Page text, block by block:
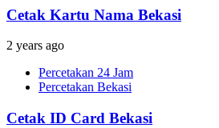
Cetak Kartu Nama Bekasi
2 years ago
Percetakan 24 Jam
Percetakan Bekasi
Cetak ID Card Bekasi